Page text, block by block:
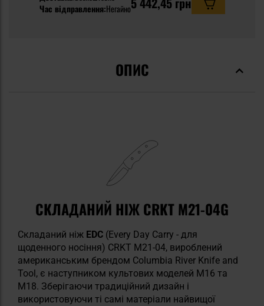
Час відправлення:Негайно
ОПИС
СКЛАДАНИЙ НІЖ CRKT M21-04G
Складаний ніж EDC (Every Day Carry - для
щоденного носіння) CRKT M21-04, вироблений
американським брендом Columbia River Knife and
Tool, є наступником культових моделей M16 та
M18. Зберігаючи традиційний дизайн і
використовуючи ті самі матеріали найвищої